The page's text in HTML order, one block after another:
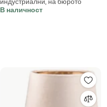
cm) Oala – Opviq lights
индустриални, на бюрото
В наличност